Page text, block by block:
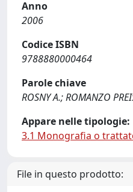
Anno
2006
Codice ISBN
9788880000464
Parole chiave
ROSNY A.; ROMANZO
Appare nelle tipologie:
3.1 Monografia o
File in questo prodotto: